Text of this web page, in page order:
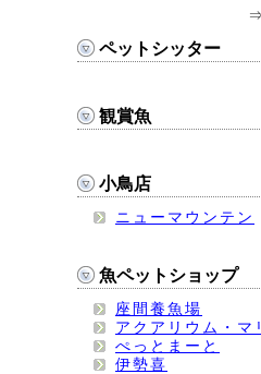
⇒
ペットシッター
観賞魚
小鳥店
ニューマウンテン
魚ペットショップ
座間養魚場
アクアリウム・マ
ぺっとまーと
伊勢喜